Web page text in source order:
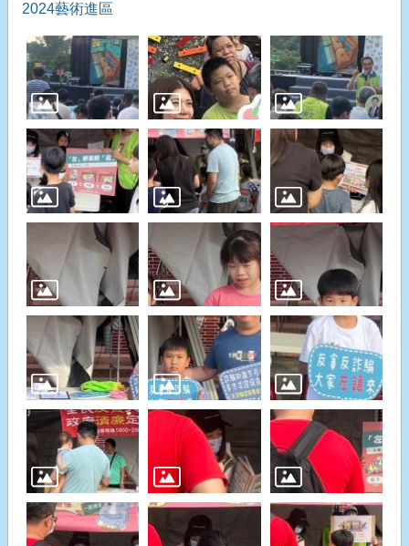
2024藝術進區